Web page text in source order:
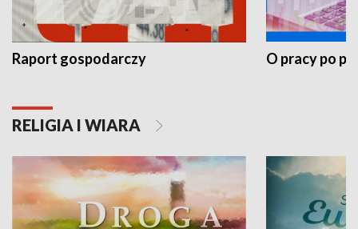
Raport gospodarczy O pracy po
RELIGIA I WIARA